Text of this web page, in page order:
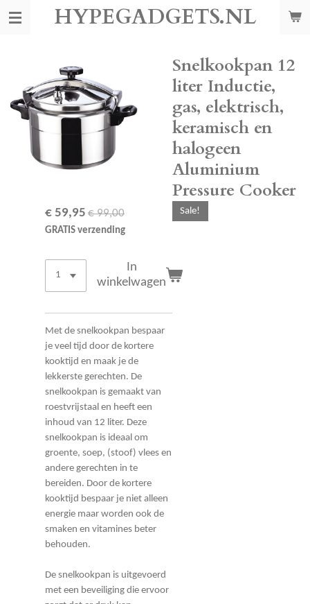
Ga
hoofdinhoud
HYPEGADGETS.NL
Snelkookpan 12
liter Inductie,
gas, elektrisch,
keramisch en
halogeen
Aluminium
Pressure Cooker
Sale!
€ 59,95 € 99,00
GRATIS verzending
In
winkelwagen
Met de snelkookpan bespaar
je veel tijd door de kortere
kooktijd en maak je de
lekkerste gerechten. De
snelkookpan is gemaakt van
roestvrijstaal en heeft een
inhoud van 12 liter. Deze
snelkookpan is ideaal om
groente, soep, (stoof) vlees en
andere gerechten in te
bereiden. Door de kortere
kooktijd bespaar je niet alleen
energie maar worden ook de
smaken en vitamines beter
behouden.
De snelkookpan is uitgevoerd
met een beveiliging die ervoor